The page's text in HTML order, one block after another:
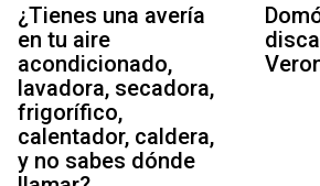
¿Tienes una avería
en tu aire
acondicionado,
lavadora, secadora,
frigorífico,
calentador, caldera,
y no sabes dónde